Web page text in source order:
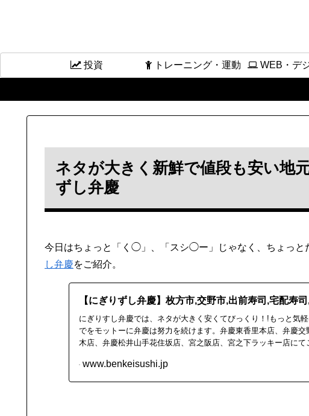
投資 トレーニング・運動 WEB・デ
ネタが大きく新鮮で値段も安い地
ずし弁慶
今日はちょっと「く◯」、「スシ◯ー」じゃなく、ちょっと
し弁慶をご紹介。
【にぎりずし弁慶】枚方市,交野市,出前寿司,宅配寿
にぎりすし弁慶では、ネタが大きく安くてびっくり！!もっと気
でをモットーに弁慶は努力を続けます。弁慶東香里本店、弁慶交
木店、弁慶松井山手花住坂店、宮之阪店、宮之下ラッキー店にて
www.benkeisushi.jp